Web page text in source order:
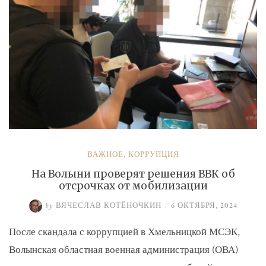
ВАЖНОЕ, КОРРУПЦИЯ
На Волыни проверят решения ВВК об
отсрочках от мобилизации
by ВЯЧЕСЛАВ КОТЁНОЧКИН / 6 ОКТЯБРЯ, 2024
После скандала с коррупцией в Хмельницкой МСЭК,
Волынская областная военная администрация (ОВА)